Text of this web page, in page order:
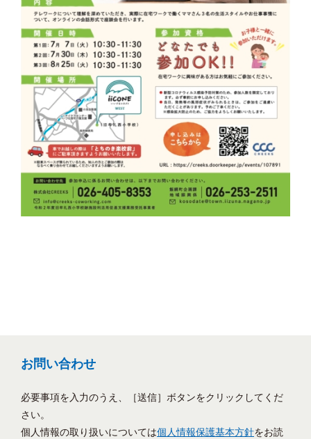
お問い合わせ
必要事項を入力のうえ、［送信］ボタンをクリックしてくだ
さい。
個人情報の取り扱いについては個人情報保護基本方針をお読